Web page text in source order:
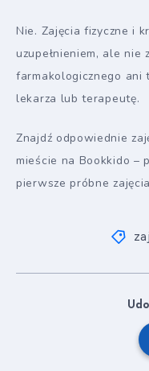
Nie. Zajęcia fizyczne i
uzupełnieniem, ale nie
farmakologicznego ani
lekarza lub terapeutę.
Znajdź odpowiednie
mieście na Bookkido –
pierwsze próbne